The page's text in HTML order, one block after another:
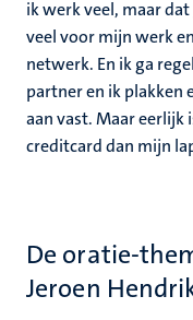
ik werk veel, maar
veel voor mijn werk
netwerk. En ik ga
partner en ik plakken
aan vast. Maar eerlijk
creditcard dan mijn
De oratie-
Jeroen